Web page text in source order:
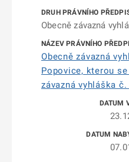
Obecně závazná
Obecně závazná
Popovice, kterou
závazná vyhláška